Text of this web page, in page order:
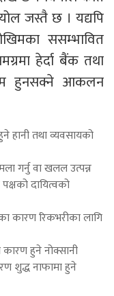
जस्तै छ । यद्यपि
ससम्भावित
हेर्दा बैंक तथा
हुनसक्ने आकलन
हानी तथा व्यवसायको
गर्नु वा खलल उत्पन्न
पक्षको दायित्वको
कारण रिकभरीका लागि
हुने नोक्सानी
शुद्ध नाफामा हुने